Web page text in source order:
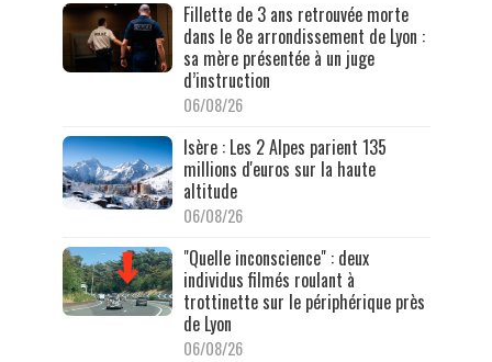
Fillette de 3 ans retrouvée morte
dans le 8e arrondissement de Lyon :
sa mère présentée à un juge
d’instruction
06/08/26
Isère : Les 2 Alpes parient 135
millions d'euros sur la haute
altitude
06/08/26
"Quelle inconscience" : deux
individus filmés roulant à
trottinette sur le périphérique près
de Lyon
06/08/26